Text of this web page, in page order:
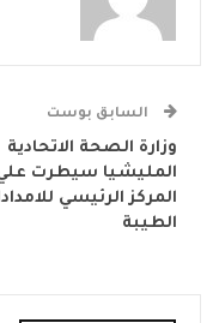
السابق بوست
وزارة الصحة الاتحادية
المليشيا سيطرت
المركز الرئيسي
الطيبة